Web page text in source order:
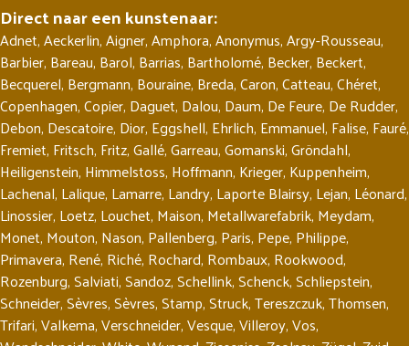
Direct naar een kunstenaar:
Adnet,Aeckerlin,Aigner,Amphora,Anonymus,Argy-Rousseau,
Barbier, Bareau, Barol, Barrias, Bartholomé, Becker, Beckert,
Becquerel, Bergmann, Bouraine, Breda,Caron,Catteau,Chéret,
Copenhagen,Copier, Daguet, Dalou, Daum, De Feure, De Rudder,
Debon, Descatoire, Dior, Eggshell, Ehrlich, Emmanuel, Falise, Fauré,
Fremiet, Fritsch, Fritz,Gallé,Garreau,Gomanski,Gröndahl,
Heiligenstein, Himmelstoss, Hoffmann, Krieger, Kuppenheim,
Lachenal, Lalique, Lamarre, Landry, Laporte Blairsy, Lejan, Léonard,
Linossier, Loetz, Louchet, Maison, Metallwarefabrik, Meydam,
Monet, Mouton, Nason, Pallenberg, Paris, Pepe, Philippe,
Primavera, René, Riché, Rochard, Rombaux, Rookwood,
Rozenburg,Salviati,Sandoz,Schellink,Schenck,Schliepstein,
Schneider,Sèvres,Sèvres,Stamp,Struck,Tereszczuk,Thomsen,
Trifari,Valkema,Verschneider,Vesque,Villeroy,Vos,